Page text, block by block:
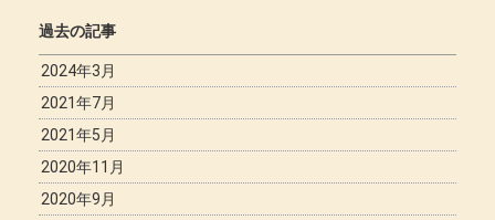
過去の記事
2024年3月
2021年7月
2021年5月
2020年11月
2020年9月